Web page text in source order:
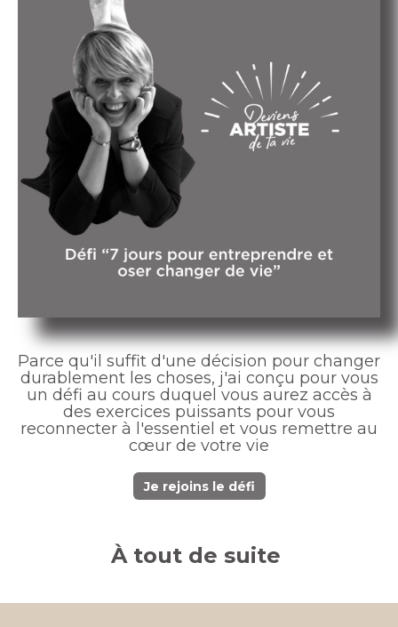
Parce qu'il suffit d'une décision pour changer
durablement les choses, j'ai conçu pour vous
un défi au cours duquel vous aurez accès à
des exercices puissants pour vous
reconnecter à l'essentiel et vous remettre au
cœur de votre vie
Je rejoins le défi
À tout de suite